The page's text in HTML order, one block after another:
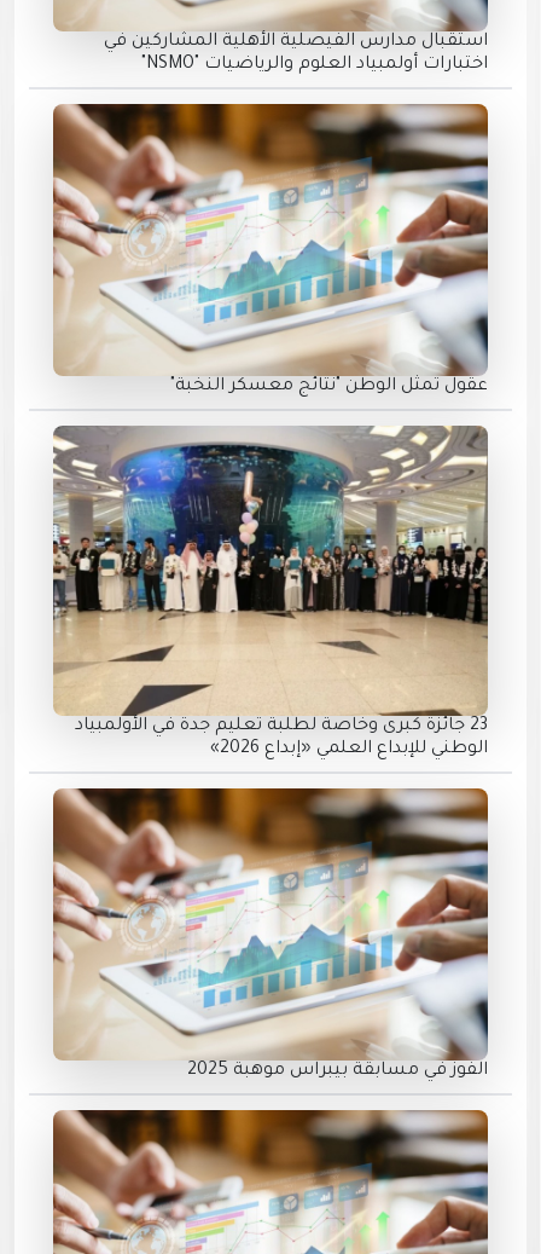
استقبال مدارس الفيصلية الأهلية المشاركين في
اختبارات أولمبياد العلوم والرياضيات "NSMO"
عقول تمثل الوطن "نتائج معسكر النخبة"
23 جائزة كبرى وخاصة لطلبة تعليم جدة في الأولمبياد
الوطني للإبداع العلمي «إبداع 2026»
الفوز في مسابقة بيبراس موهبة 2025